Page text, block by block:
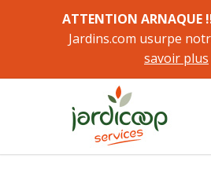
ATTENTION ARNAQUE
Jardins.com usurpe
savoir plus